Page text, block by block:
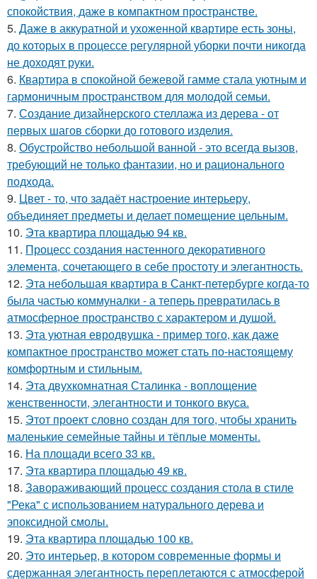
спокойствия, даже в компактном пространстве.
5. Даже в аккуратной и ухоженной квартире есть зоны,
до которых в процессе регулярной уборки почти никогда
не доходят руки.
6. Квартира в спокойной бежевой гамме стала уютным и
гармоничным пространством для молодой семьи.
7. Создание дизайнерского стеллажа из дерева - от
первых шагов сборки до готового изделия.
8. Обустройство небольшой ванной - это всегда вызов,
требующий не только фантазии, но и рационального
подхода.
9. Цвет - то, что задаёт настроение интерьеру,
объединяет предметы и делает помещение цельным.
10. Эта квартира площадью 94 кв.
11. Процесс создания настенного декоративного
элемента, сочетающего в себе простоту и элегантность.
12. Эта небольшая квартира в Санкт-петербурге когда-то
была частью коммуналки - а теперь превратилась в
атмосферное пространство с характером и душой.
13. Эта уютная евродвушка - пример того, как даже
компактное пространство может стать по-настоящему
комфортным и стильным.
14. Эта двухкомнатная Сталинка - воплощение
женственности, элегантности и тонкого вкуса.
15. Этот проект словно создан для того, чтобы хранить
маленькие семейные тайны и тёплые моменты.
16. На площади всего 33 кв.
17. Эта квартира площадью 49 кв.
18. Завораживающий процесс создания стола в стиле
"Река" с использованием натурального дерева и
эпоксидной смолы.
19. Эта квартира площадью 100 кв.
20. Это интерьер, в котором современные формы и
сдержанная элегантность переплетаются с атмосферой